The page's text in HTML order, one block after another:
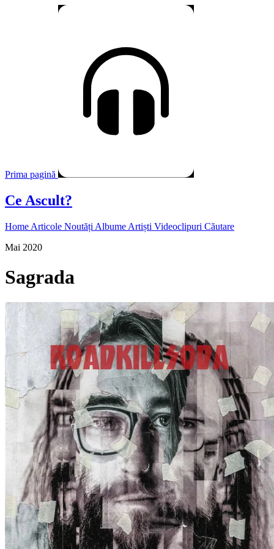
Prima pagină
Ce Ascult?
Home Articole Noutăți Albume Artiști Videoclipuri Căutare
Mai 2020
Sagrada
Pagina externă
Pagina externă
Pagina externă
Pagina externă
RRoadkillSoda
Videoclipuri